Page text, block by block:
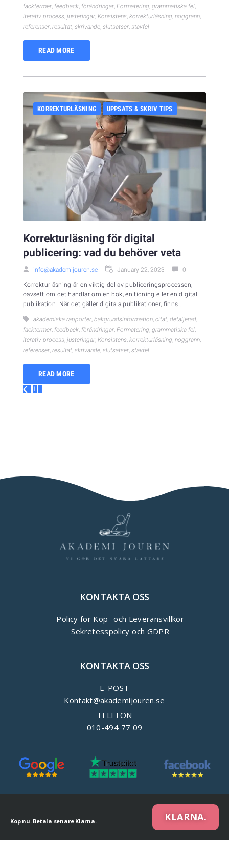
facktermer feedback förändringar Formatering grammatiska fel
iterativ process justeringar Konsistens korrekturläsning noggrann
referenser resultat skrivande slutsatser stavfel
READ MORE
KORREKTURLÄSNING UPPSATS & SKRIV TIPS
Korrekturläsning för digital
publicering: vad du behöver veta
info@akademijouren.se January 22, 2023 0
Korrekturläsning är en viktig del av publiceringsprocessen,
oavsett om det handlar om en bok, en tidning eller en digital
publikation. När det gäller digitala publikationer, finns...
akademiska rapporter bakgrundsinformation citat detaljerad
facktermer feedback förändringar Formatering grammatiska fel
iterativ process justeringar Konsistens korrekturläsning noggrann
referenser resultat skrivande slutsatser stavfel
READ MORE
1
KONTAKTA OSS
Policy för Köp- och Leveransvillkor
Sekretesspolicy och GDPR
KONTAKTA OSS
E-POST
Kontakt@akademijouren.se
TELEFON
010-494 77 09
Kop nu. Betala senare Klarna. KLARNA.